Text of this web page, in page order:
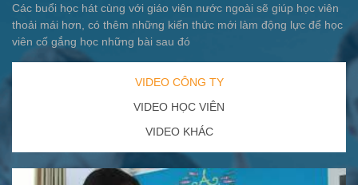
Các buổi học hát cùng với giáo viên nước ngoài sẽ giúp học viên
thoải mái hơn, có thêm những kiến thức mới làm động lực để học
viên cố gắng học những bài sau đó
VIDEO CÔNG TY
VIDEO HỌC VIÊN
VIDEO KHÁC